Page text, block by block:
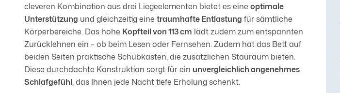
cleveren Kombination aus drei Liegeelementen bietet es eine optimale
Unterstützung und gleichzeitig eine traumhafte Entlastung für sämtliche
Körperbereiche. Das hohe Kopfteil von 113 cm lädt zudem zum entspannten
Zurücklehnen ein – ob beim Lesen oder Fernsehen. Zudem hat das Bett auf
beiden Seiten praktische Schubkästen, die zusätzlichen Stauraum bieten.
Diese durchdachte Konstruktion sorgt für ein unvergleichlich angenehmes
Schlafgefühl, das Ihnen jede Nacht tiefe Erholung schenkt.